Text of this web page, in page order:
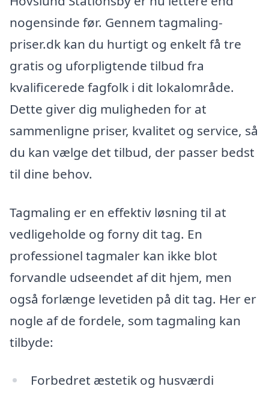
nogensinde før. Gennem tagmaling-
priser.dk kan du hurtigt og enkelt få tre
gratis og uforpligtende tilbud fra
kvalificerede fagfolk i dit lokalområde.
Dette giver dig muligheden for at
sammenligne priser, kvalitet og service, så
du kan vælge det tilbud, der passer bedst
til dine behov.
Tagmaling er en effektiv løsning til at
vedligeholde og forny dit tag. En
professionel tagmaler kan ikke blot
forvandle udseendet af dit hjem, men
også forlænge levetiden på dit tag. Her er
nogle af de fordele, som tagmaling kan
tilbyde:
Forbedret æstetik og husværdi